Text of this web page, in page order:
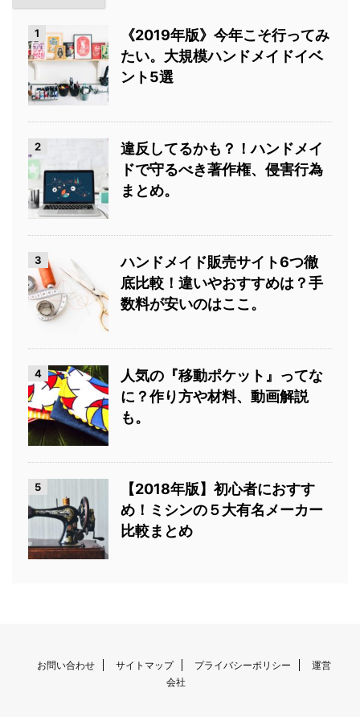
1
《2019年版》今年こそ行ってみ
たい。大規模ハンドメイドイベ
ント5選
2
違反してるかも？！ハンドメイ
ドで守るべき著作権、侵害行為
まとめ。
3
ハンドメイド販売サイト6つ徹
底比較！違いやおすすめは？手
数料が安いのはここ。
4
人気の『移動ポケット』ってな
に？作り方や材料、動画解説
も。
5
【2018年版】初心者におすす
め！ミシンの５大有名メーカー
比較まとめ
お問い合わせ サイトマップ プライバシーポリシー
運営
会社